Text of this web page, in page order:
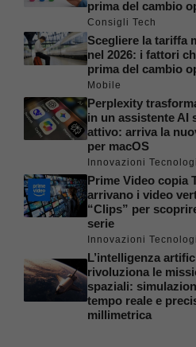
prima del cambio
Consigli Tech
Scegliere la tariffa
nel 2026: i fattori
prima del cambio
Mobile
Perplexity
in un assistente AI
attivo: arriva la
per macOS
Innovazioni
Prime Video copia
arrivano i video
“Clips” per
serie
Innovazioni
L’intelligenza
rivoluziona le
spaziali:
tempo reale e
millimetrica